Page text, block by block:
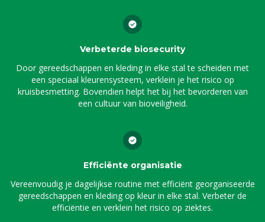
Verbeterde biosecurity
Door gereedschappen en kleding in elke stal te scheiden met
een speciaal kleurensysteem, verklein je het risico op
kruisbesmetting. Bovendien helpt het bij het bevorderen van
een cultuur van bioveiligheid.
Efficiënte organisatie
Vereenvoudig je dagelijkse routine met efficiënt georganiseerde
gereedschappen en kleding op kleur in elke stal. Verbeter de
efficiëntie en verklein het risico op ziektes.